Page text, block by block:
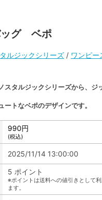
ッグ ベポ
ルジックシリーズ / ワンピー
スタルジックシリーズから、ジ
ートなベポのデザインです。
990円
(税込)
2025/11/14 13:00:00
5 ポイント
※ポイントは送料への値引きとして利
ます。